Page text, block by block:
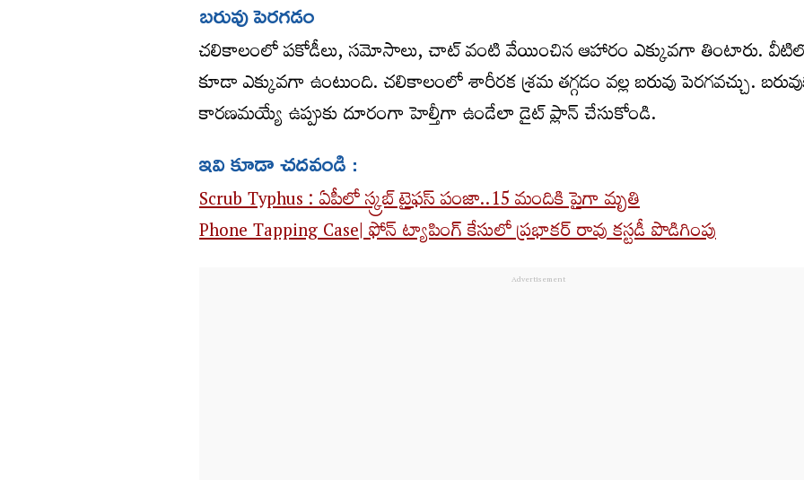
బరువు పెరగడం
చలికాలంలో పకోడీలు, సమోసాలు, చాట్ వంటి వేయించిన ఆహారం ఎక్కువగా తింటారు. వీటిలో
కూడా ఎక్కువగా ఉంటుంది. చలికాలంలో శారీరక శ్రమ తగ్గడం వల్ల బరువు పెరగవచ్చు.
కార‌ణ‌మ‌య్యే ఉప్పుకు దూరంగా హెల్తీగా ఉండేలా డైట్ ప్లాన్ చేసుకోండి.
ఇవి కూడా చదవండి :
Scrub Typhus : ఏపీలో స్క్రబ్ టైఫస్ పంజా..15 మందికి పైగా మృతి
Phone Tapping Case| ఫోన్ ట్యాపింగ్ కేసులో ప్రభాకర్ రావు కస్టడీ పొడిగింపు